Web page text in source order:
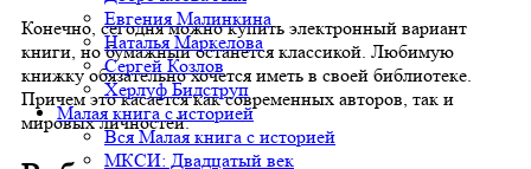
Евгения Малинкина
Наталья Маркелова
Сергей Козлов
Херлуф Бидструп
Малая книга с историей
Вся Малая книга с историей
МКСИ: Двадцатый век
Конечно, сегодня можно купить электронный вариант
книги, но бумажный останется классикой. Любимую
книжку обязательно хочется иметь в своей библиотеке.
Причем это касается как современных авторов, так и
мировых личностей.